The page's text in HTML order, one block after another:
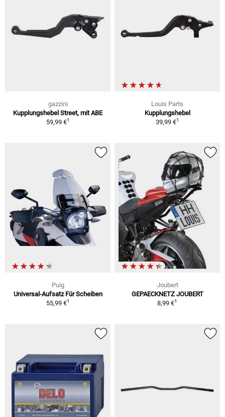
gazzini
Kupplungshebel Street, mit ABE
59,99 €1
Louis Parts
Kupplungshebel
39,99 €1
Puig
Universal-Aufsatz Für Scheiben
55,99 €1
Joubert
GEPAECKNETZ JOUBERT
8,99 €1